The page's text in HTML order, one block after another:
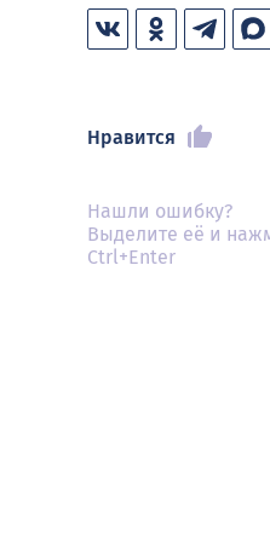
Нравится
Нашли ошибку?
Выделите её и
Ctrl+Enter